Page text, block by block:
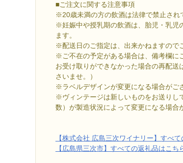
■ご注文に関する注意事項
※20歳未満の方の飲酒は法律で禁止され
※妊娠中や授乳期の飲酒は、胎児・乳児
ます。
※配送日のご指定は、出来かねますので
※ご不在の予定がある場合は、備考欄に
お受け取りができなかった場合の再配
さいませ。）
※ラベルデザインが変更になる場合がご
※ヴィンテージは新しいものをお送りし
数）が製造状況によって変更になる場合
【株式会社 広島三次ワイナリー】すべて
【広島県三次市】すべての返礼品はこち